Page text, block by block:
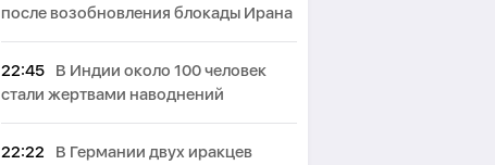
после возобновления блокады Ирана
22:45
В Индии около 100 человек
стали жертвами наводнений
22:22
В Германии двух иракцев